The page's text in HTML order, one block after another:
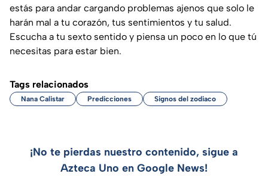
estás para andar cargando problemas ajenos que solo le
harán mal a tu corazón, tus sentimientos y tu salud.
Escucha a tu sexto sentido y piensa un poco en lo que tú
necesitas para estar bien.
Tags relacionados
Nana Calistar Predicciones Signos del zodiaco
¡No te pierdas nuestro contenido, sigue a
Azteca Uno en Google News!